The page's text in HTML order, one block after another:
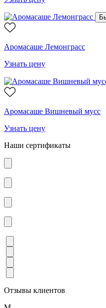
Аромасаше Лемонграсс
Узнать цену
Аромасаше Вишневый мусс
Узнать цену
Наши сертификаты
Отзывы клиентов